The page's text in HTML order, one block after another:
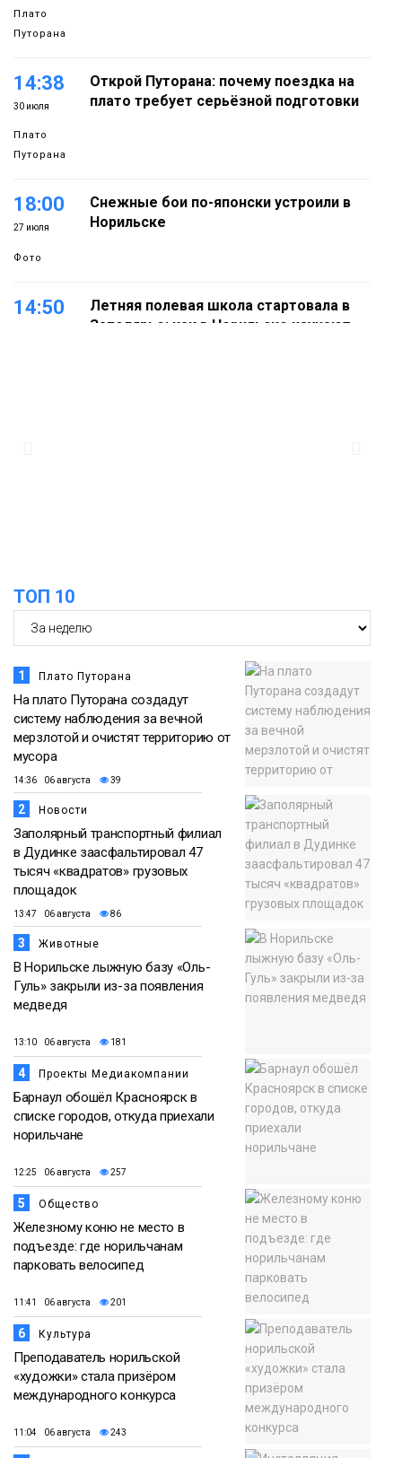
Плато
Путорана
14:38
30 июля
Плато
Путорана
Открой Путорана: почему поездка на
плато требует серьёзной подготовки
18:00
27 июля
Фото
Снежные бои по-японски устроили в
Норильске
14:50
Летняя полевая школа стартовала в
Заполярье: как в Норильске изучают
18:30
Фото
Заполярное лето в разгаре: Норильск
прогрелся до 29 градусов
ТОП 10
1 Плато Путорана
На плато Путорана создадут
систему наблюдения за вечной
мерзлотой и очистят территорию от
мусора
14:36 06 августа 39
2 Новости
Заполярный транспортный филиал
в Дудинке заасфальтировал 47
тысяч «квадратов» грузовых
площадок
13:47 06 августа 86
3 Животные
В Норильске лыжную базу «Оль-
Гуль» закрыли из-за появления
медведя
13:10 06 августа 181
4 Проекты Медиакомпании
Барнаул обошёл Красноярск в
списке городов, откуда приехали
норильчане
12:25 06 августа 257
5 Общество
Железному коню не место в
подъезде: где норильчанам
парковать велосипед
11:41 06 августа 201
6 Культура
Преподаватель норильской
«художки» стала призёром
международного конкурса
11:04 06 августа 243